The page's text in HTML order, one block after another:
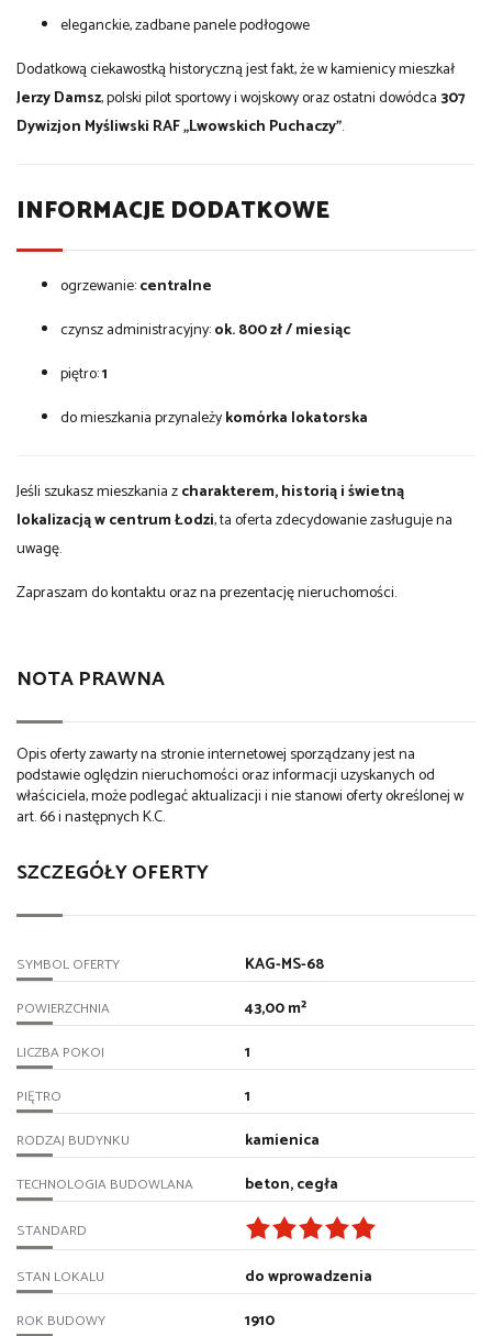
eleganckie, zadbane panele podłogowe
Dodatkową ciekawostką historyczną jest fakt, że w kamienicy mieszkał
Jerzy Damsz, polski pilot sportowy i wojskowy oraz ostatni dowódca307
Dywizjon Myśliwski RAF „Lwowskich Puchaczy”.
INFORMACJE DODATKOWE
ogrzewanie:centralne
czynsz administracyjny:ok. 800 zł / miesiąc
piętro:1
do mieszkania przynależykomórka lokatorska
Jeśli szukasz mieszkania zcharakterem, historią i świetną
lokalizacją w centrum Łodzi, ta oferta zdecydowanie zasługuje na
uwagę.
Zapraszam do kontaktu oraz na prezentację nieruchomości.
NOTA PRAWNA
Opis oferty zawarty na stronie internetowej sporządzany jest na
podstawie oględzin nieruchomości oraz informacji uzyskanych od
właściciela, może podlegać aktualizacji i nie stanowi oferty określonej w
art. 66 i następnych K.C.
SZCZEGÓŁY OFERTY
SYMBOL OFERTY KAG-MS-68
POWIERZCHNIA 43,00 m²
LICZBA POKOI 1
PIĘTRO 1
RODZAJ BUDYNKU kamienica
TECHNOLOGIA BUDOWLANA beton, cegła
STANDARD
STAN LOKALU do wprowadzenia
ROK BUDOWY 1910